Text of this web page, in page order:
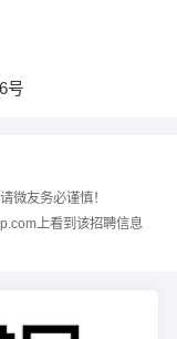
号
微友务必谨慎！
上看到该招聘信息